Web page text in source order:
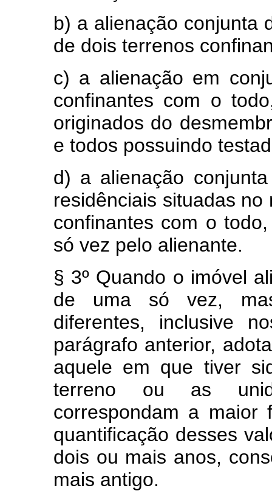
b) a alienação conjunta
de dois terrenos
c) a alienação em
confinantes com o
originados do
e todos possuindo
d) a alienação
residênciais situadas
confinantes com o
só vez pelo alienante.
§ 3º Quando o imóvel
de uma só vez,
diferentes, inclusive
parágrafo anterior,
aquele em que tiver
terreno ou as
correspondam a
quantificação desses
dois ou mais anos,
mais antigo.